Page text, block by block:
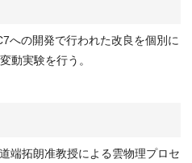
への開発で行われた改良を個別に
動実験を行う。
端拓朗准教授による雲物理プロセ